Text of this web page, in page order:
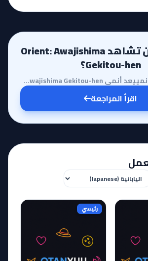
لماذا يجب أن تشاهد Orient: Awajishima
Gekitou-hen؟
مقدمة وقصة الأنمييعد أنمي Orient: Awajishima Gekitou-hen استكمالاً مثيراً لأحداث الموسم الأول، حيث ي...
اقرأ المراجعة
رئيسي